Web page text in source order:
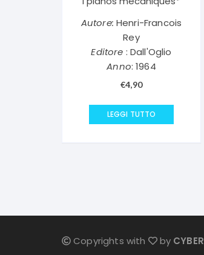
Autore: Henri-Francois
Rey
Editore : Dall'Oglio
Anno: 1964
€4,90
LEGGI TUTTO
Copyrights with by CYBER